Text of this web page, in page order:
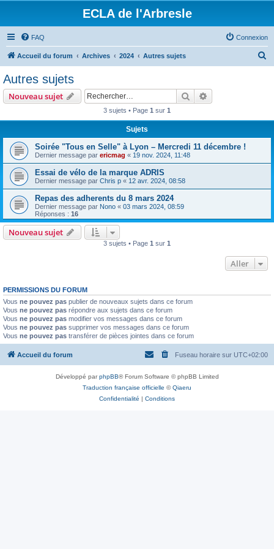
ECLA de l'Arbresle
FAQ Connexion
Accueil du forum Archives 2024 Autres sujets
r
Autres sujets
Nouveau sujet Rechercher
3 sujets • Page 1 sur 1
Sujets
Soirée "Tous en Selle" à Lyon – Mercredi 11 décembre !
Dernier message par ericmag « 19 nov. 2024, 11:48
Essai de vélo de la marque ADRIS
Dernier message par Chris p « 12 avr. 2024, 08:58
Repas des adherents du 8 mars 2024
Dernier message par Nono « 03 mars 2024, 08:59
Réponses : 16
Nouveau sujet
3 sujets • Page 1 sur 1
Aller
PERMISSIONS DU FORUM
Vous ne pouvez pas publier de nouveaux sujets dans ce forum
Vous ne pouvez pas répondre aux sujets dans ce forum
Vous ne pouvez pas modifier vos messages dans ce forum
Vous ne pouvez pas supprimer vos messages dans ce forum
Vous ne pouvez pas transférer de pièces jointes dans ce forum
Accueil du forum Fuseau horaire sur UTC+02:00
Développé parphpBB® Forum Software © phpBB Limited
Traduction française officielle ©Qiaeru
Confidentialité | Conditions